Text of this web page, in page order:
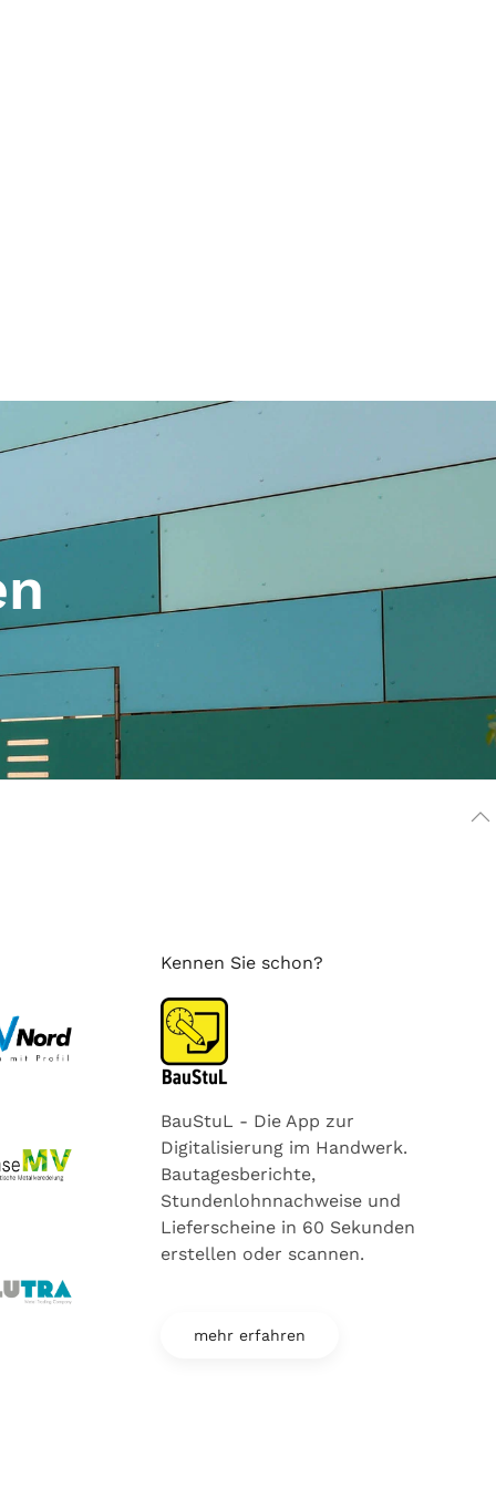
Kennen Sie schon?
BauStuL - Die App zur
Digitalisierung im Handwerk.
Bautagesberichte,
Stundenlohnnachweise und
Lieferscheine in 60 Sekunden
erstellen oder scannen.
mehr erfahren